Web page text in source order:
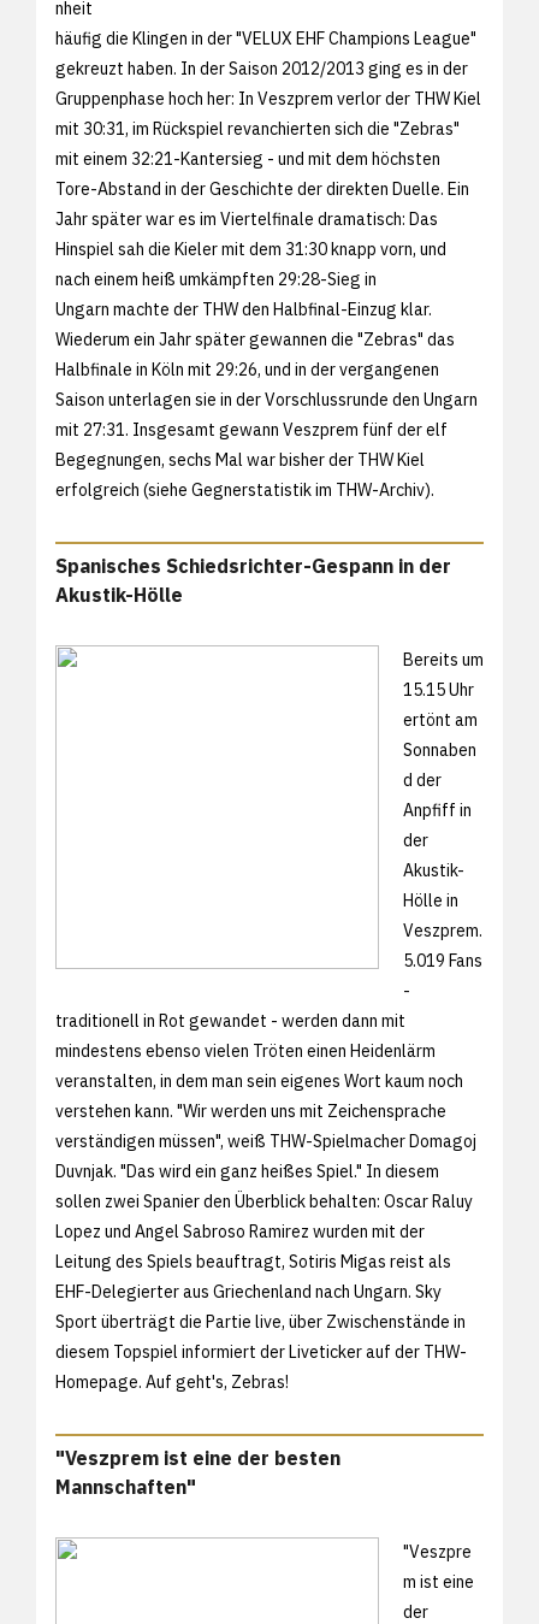
nheit
häufig die Klingen in der "VELUX EHF Champions League"
gekreuzt haben. In der Saison 2012/2013 ging es in der
Gruppenphase hoch her: In Veszprem verlor der THW Kiel
mit 30:31, im Rückspiel revanchierten sich die "Zebras"
mit einem 32:21-Kantersieg - und mit dem höchsten
Tore-Abstand in der Geschichte der direkten Duelle. Ein
Jahr später war es im Viertelfinale dramatisch: Das
Hinspiel sah die Kieler mit dem 31:30 knapp vorn, und
nach einem heiß umkämpften 29:28-Sieg in
Ungarn machte der THW den Halbfinal-Einzug klar.
Wiederum ein Jahr später gewannen die "Zebras" das
Halbfinale in Köln mit 29:26, und in der vergangenen
Saison unterlagen sie in der Vorschlussrunde den Ungarn
mit 27:31. Insgesamt gewann Veszprem fünf der elf
Begegnungen, sechs Mal war bisher der THW Kiel
erfolgreich (siehe Gegnerstatistik im THW-Archiv).
Spanisches Schiedsrichter-Gespann in der
Akustik-Hölle
Bereits um
15.15 Uhr
ertönt am
Sonnaben
d der
Anpfiff in
der
Akustik-
Hölle in
Veszprem.
5.019 Fans
-
traditionell in Rot gewandet - werden dann mit
mindestens ebenso vielen Tröten einen Heidenlärm
veranstalten, in dem man sein eigenes Wort kaum noch
verstehen kann. "Wir werden uns mit Zeichensprache
verständigen müssen", weiß THW-Spielmacher Domagoj
Duvnjak. "Das wird ein ganz heißes Spiel." In diesem
sollen zwei Spanier den Überblick behalten: Oscar Raluy
Lopez und Angel Sabroso Ramirez wurden mit der
Leitung des Spiels beauftragt, Sotiris Migas reist als
EHF-Delegierter aus Griechenland nach Ungarn. Sky
Sport überträgt die Partie live, über Zwischenstände in
diesem Topspiel informiert der Liveticker auf der THW-
Homepage. Auf geht's, Zebras!
"Veszprem ist eine der besten
Mannschaften"
"Veszpre
m ist eine
der